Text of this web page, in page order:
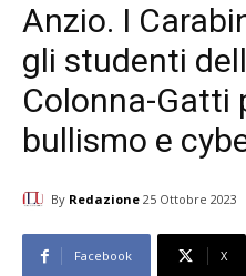
Anzio. I
gli studenti
Colonna-Gatti
bullismo e
By Redazione 25 Ottobre 2023
Facebook X